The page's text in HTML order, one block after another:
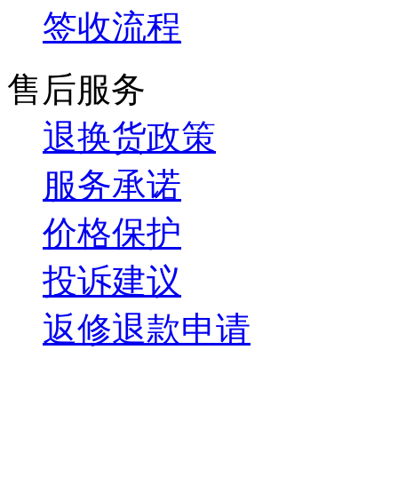
签收流程
售后服务
退换货政策
服务承诺
价格保护
投诉建议
返修退款申请